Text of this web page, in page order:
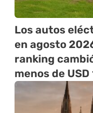
Los autos
en agosto
ranking
menos de